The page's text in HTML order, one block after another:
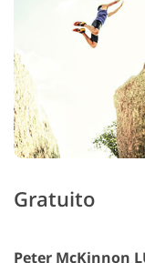
Gratuito
Peter McKinnon